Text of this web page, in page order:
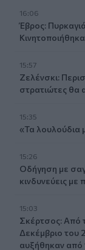
16:06
Έβρος:
15:57
Ζελένσκι:
στρατιώτες θα
15:35
«Τα λουλούδια
15:26
Οδήγηση με
κινδυνεύεις με
15:03
Σκέρτσος: Από
Δεκέμβριο του
αυξήθηκαν από